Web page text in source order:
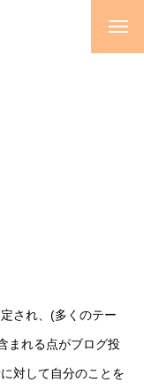
事業内容
され、(多くのテー
まれる点がブログ投
対して自分のことを